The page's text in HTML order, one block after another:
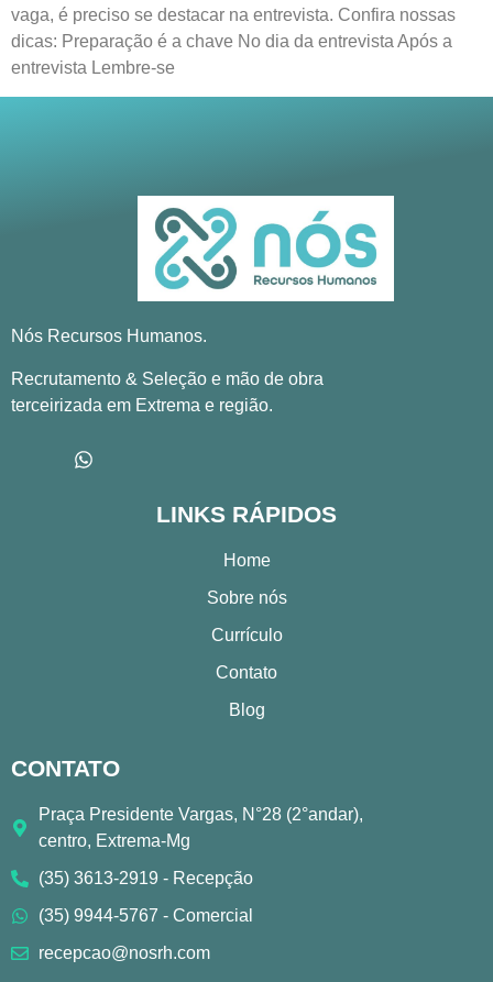
vaga, é preciso se destacar na entrevista. Confira nossas
dicas: Preparação é a chave No dia da entrevista Após a
entrevista Lembre-se
Nós Recursos Humanos.
Recrutamento & Seleção e mão de obra
terceirizada em Extrema e região.
LINKS RÁPIDOS
Home
Sobre nós
Currículo
Contato
Blog
CONTATO
Praça Presidente Vargas, N°28 (2°andar),
centro, Extrema-Mg
(35) 3613-2919 - Recepção
(35) 9944-5767 - Comercial
recepcao@nosrh.com